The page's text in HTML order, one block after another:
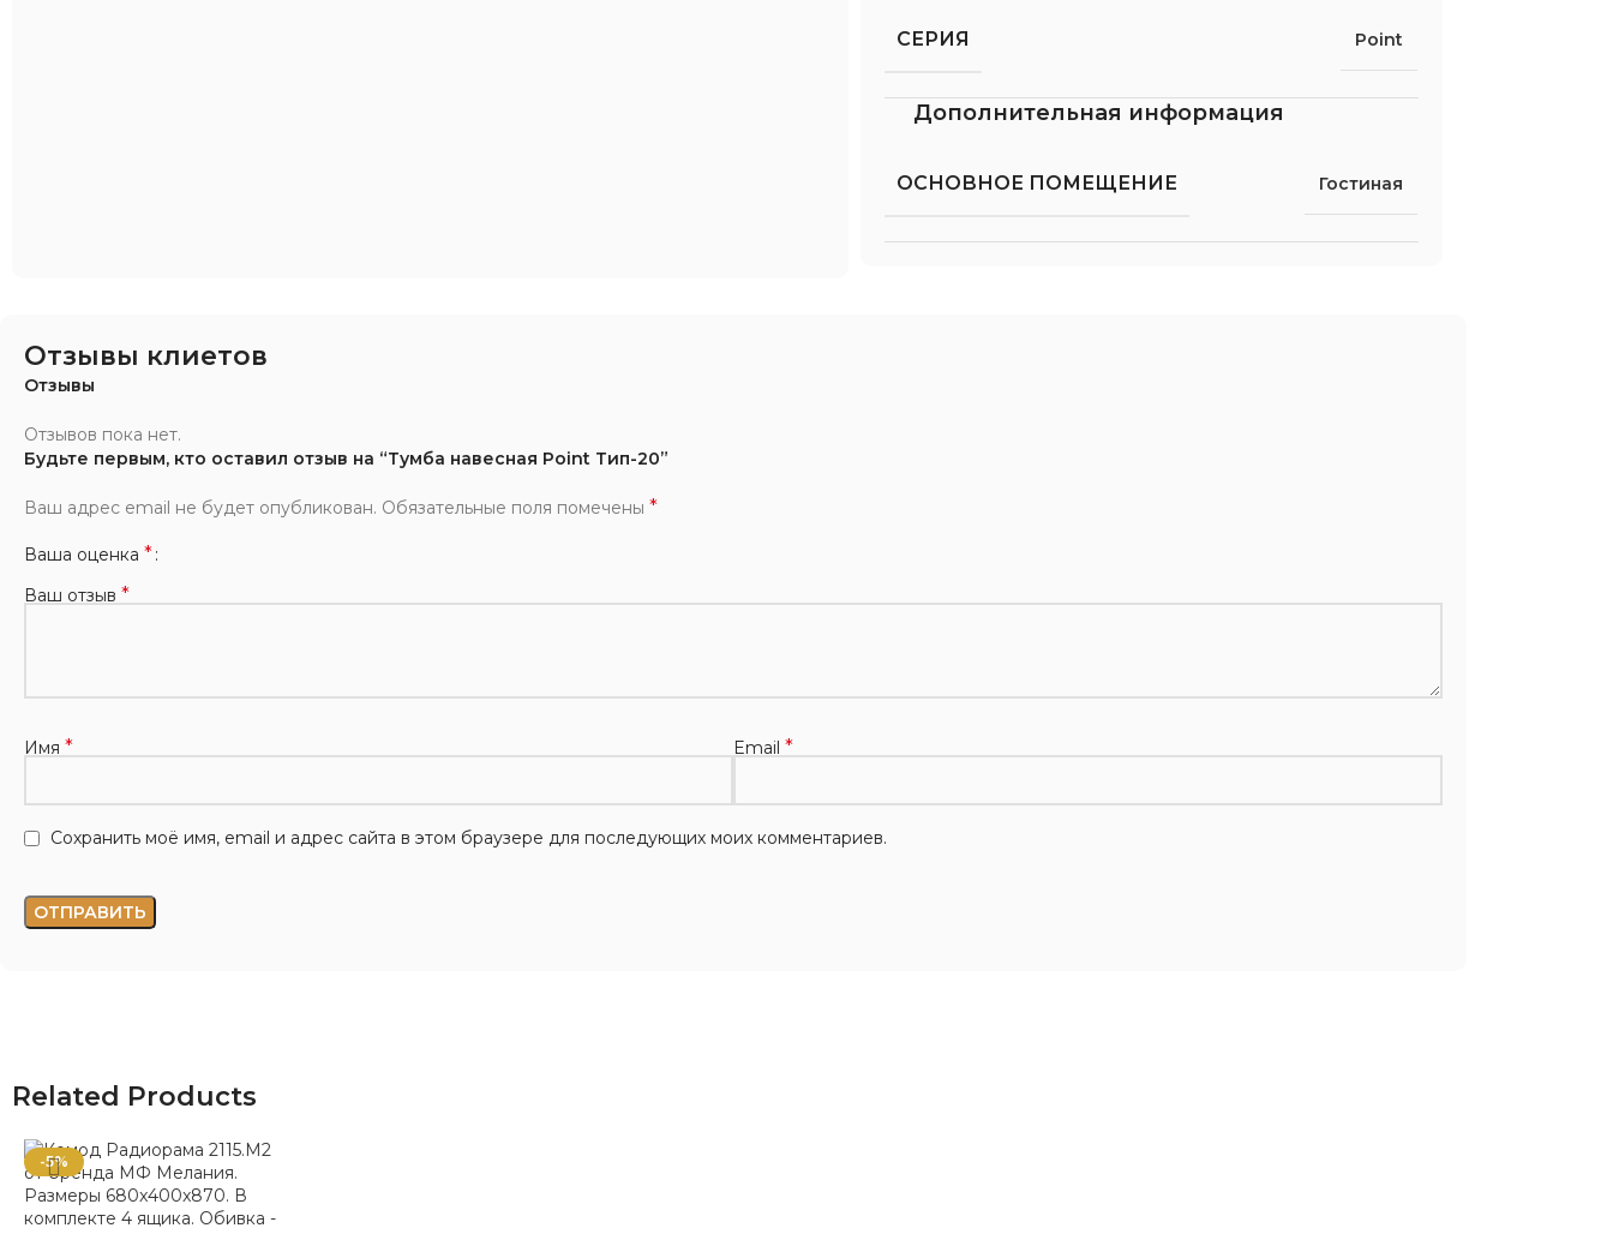
СЕРИЯ Point
Дополнительная информация
ОСНОВНОЕ ПОМЕЩЕНИЕ Гостиная
Отзывы клиетов
Отзывы
Отзывов пока нет.
Будьте первым, кто оставил отзыв на “Тумба навесная Point Тип-20”
Ваш адрес email не будет опубликован. Обязательные поля помечены *
Ваша оценка *
Ваш отзыв *
Имя * Email *
Сохранить моё имя, email и адрес сайта в этом браузере для последующих моих комментариев.
Related Products
-5%